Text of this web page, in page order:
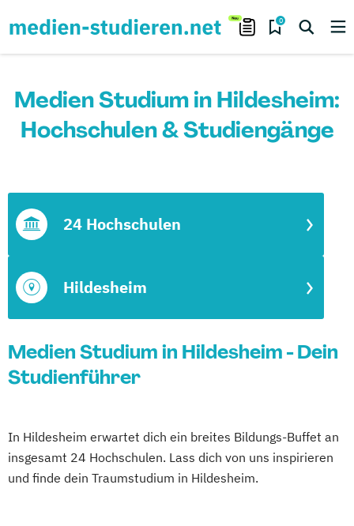
0
Medien Studium in Hildesheim:
Hochschulen & Studiengänge
Hildesheim
24 Hochschulen
Medien Studium in Hildesheim - Dein
Studienführer
In Hildesheim erwartet dich ein breites Bildungs-Buffet an
insgesamt 24 Hochschulen. Lass dich von uns inspirieren
und finde dein Traumstudium in Hildesheim.